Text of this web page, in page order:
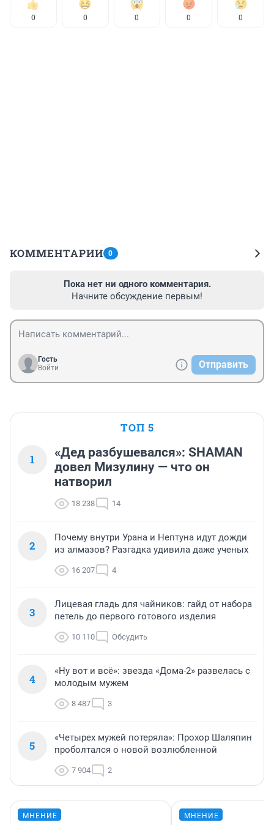
0 0 0 0 0
КОММЕНТАРИИ 0
Пока нет ни одного комментария.
Начните обсуждение первым!
Гость
Войти
Отправить
ТОП 5
1
«Дед разбушевался»: SHAMAN
довел Мизулину — что он
натворил
18 238 14
2
Почему внутри Урана и Нептуна идут дожди
из алмазов? Разгадка удивила даже ученых
16 207 4
3
Лицевая гладь для чайников: гайд от набора
петель до первого готового изделия
10 110 Обсудить
4
«Ну вот и всё»: звезда «Дома-2» развелась с
молодым мужем
8 487 3
5
«Четырех мужей потеряла»: Прохор Шаляпин
проболтался о новой возлюбленной
7 904 2
МНЕНИЕ МНЕНИЕ